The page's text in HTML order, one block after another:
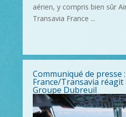
aérien, y compris bien sûr
Transavia France ...
Communiqué de presse
France/Transavia
Groupe Dubreuil